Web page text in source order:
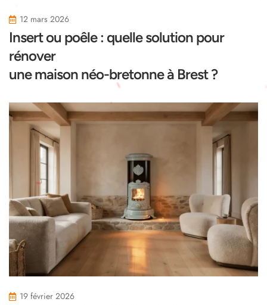
12 mars 2026
Insert ou poêle : quelle solution pour
rénover
une maison néo-bretonne à Brest ?
19 février 2026